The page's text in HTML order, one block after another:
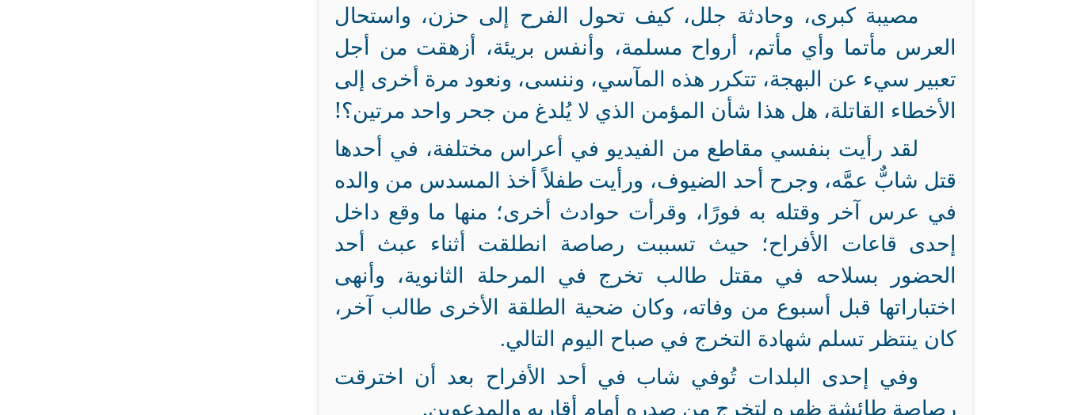
مصيبة كبرى، وحادثة جلل، كيف تحول الفرح إلى حزن، واستحال
العرس مأتما وأي مأتم، أرواح مسلمة، وأنفس بريئة، أزهقت من أجل
تعبير سيء عن البهجة، تتكرر هذه المآسي، وننسى، ونعود مرة أخرى إلى
الأخطاء القاتلة، هل هذا شأن المؤمن الذي لا يُلدغ من جحر واحد مرتين؟!
لقد رأيت بنفسي مقاطع من الفيديو في أعراس مختلفة، في أحدها
قتل شابٌّ عمَّه، وجرح أحد الضيوف، ورأيت طفلاً أخذ المسدس من والده
في عرس آخر وقتله به فورًا، وقرأت حوادث أخرى؛ منها ما وقع داخل
إحدى قاعات الأفراح؛ حيث تسببت رصاصة انطلقت أثناء عبث أحد
الحضور بسلاحه في مقتل طالب تخرج في المرحلة الثانوية، وأنهى
اختباراتها قبل أسبوع من وفاته، وكان ضحية الطلقة الأخرى طالب آخر،
كان ينتظر تسلم شهادة التخرج في صباح اليوم التالي.
وفي إحدى البلدات تُوفي شاب في أحد الأفراح بعد أن اخترقت
رصاصة طائشة ظهره لتخرج من صدره أمام أقاربه والمدعوين.